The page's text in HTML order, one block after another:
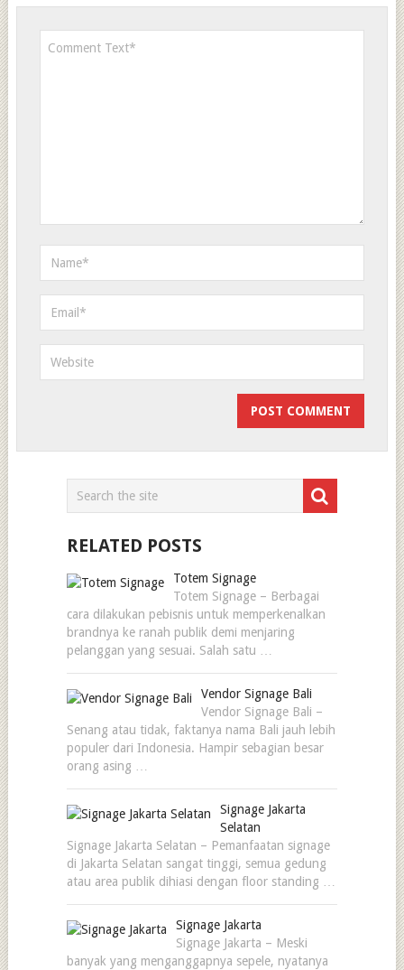
RELATED POSTS
Totem Signage
Totem Signage – Berbagai
cara dilakukan pebisnis untuk memperkenalkan
brandnya ke ranah publik demi menjaring
pelanggan yang sesuai. Salah satu …
Vendor Signage Bali
Vendor Signage Bali –
Senang atau tidak, faktanya nama Bali jauh lebih
populer dari Indonesia. Hampir sebagian besar
orang asing …
Signage Jakarta
Selatan
Signage Jakarta Selatan – Pemanfaatan signage
di Jakarta Selatan sangat tinggi, semua gedung
atau area publik dihiasi dengan floor standing …
Signage Jakarta
Signage Jakarta – Meski
banyak yang menganggapnya sepele, nyatanya